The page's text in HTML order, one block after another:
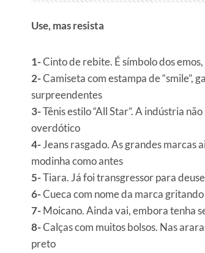
Use, mas resista
1-Cinto de rebite. É símbolo dos
2-Camiseta com estampa de “smile”,
surpreendentes
3-Tênis estilo “All Star”. A indústria
overdótico
4-Jeans rasgado. As grandes marcas
modinha como antes
5-Tiara. Já foi transgressor para
6-Cueca com nome da marca
7-Moicano. Ainda vai, embora tenha
8-Calças com muitos bolsos. Nas
preto